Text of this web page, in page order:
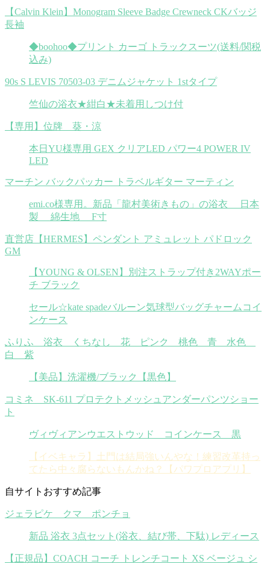
【Calvin Klein】Monogram Sleeve Badge Crewneck CKバッジ
長袖
◆boohoo◆プリント カーゴ トラックスーツ(送料/関税
込み)
90s S LEVIS 70503-03 デニムジャケット 1stタイプ
竺仙の浴衣★紺白★未着用しつけ付
【専用】位牌 葵・涼
本日YU様専用 GEX クリアLED パワー4 POWER IV
LED
マーチン バックパッカー トラベルギター マーティン
emi.co様専用。新品「龍村美術きもの」の浴衣 日本
製 綿生地 F寸
直営店【HERMES】ペンダント アミュレット パドロック
GM
【YOUNG & OLSEN】別注ストラップ付き2WAYポー
チ ブラック
セール☆kate spadeバルーン気球型バッグチャームコイ
ンケース
ふりふ 浴衣 くちなし 花 ピンク 桃色 青 水色
白 紫
【美品】洗濯機/ブラック【黒色】
コミネ SK-611 プロテクトメッシュアンダーパンツショー
ト
ヴィヴィアンウエストウッド コインケース 黒
【イベキャラ】土門は結局強いんやな！練習改革持っ
てたら中々腐らないもんかね？【パワプロアプリ】
自サイトおすすめ記事
ジェラピケ クマ ポンチョ
新品 浴衣 3点セット(浴衣、結び帯、下駄) レディース
【正規品】COACH コーチ トレンチコート XS ベージュ シ